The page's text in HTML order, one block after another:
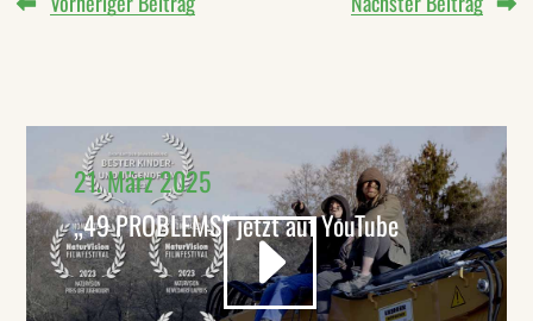
21. März 2025
„49 PROBLEMS“ jetzt auf YouTube